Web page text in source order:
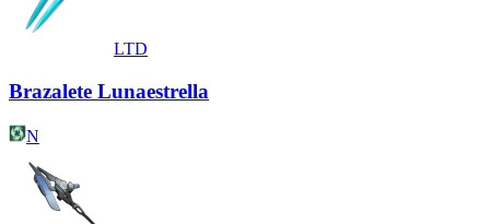
LTD
Brazalete Lunaestrella
N